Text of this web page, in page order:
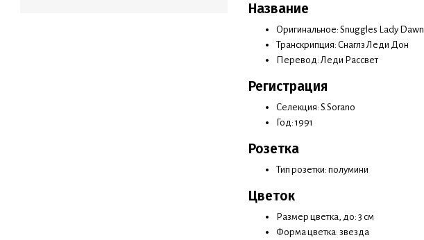
Название
Оригинальное: Snuggles Lady Dawn
Транскрипция: Снаглз Леди Дон
Перевод: Леди Рассвет
Регистрация
Селекция: S.Sorano
Год: 1991
Розетка
Тип розетки: полумини
Цветок
Размер цветка, до: 3 см
Форма цветка: звезда